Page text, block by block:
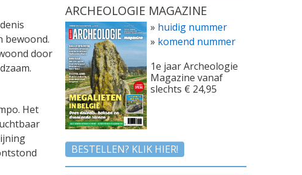
bewoond.
door
Het
ARCHEOLOGIE MAGAZINE
» huidig nummer
» komend nummer
1e jaar Archeologie
Magazine vanaf
slechts € 24,95
BESTELLEN? KLIK HIER!